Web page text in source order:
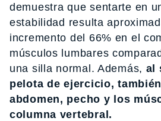
demuestra que sentarte en
estabilidad resulta
incremento del 66% en el
músculos lumbares
una silla normal. Además, al
pelota de ejercicio,
abdomen, pecho y los
columna vertebral.